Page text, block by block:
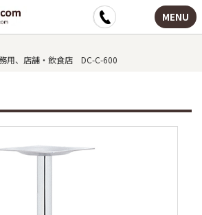
MENU
用、店舗・飲食店 DC-C-600